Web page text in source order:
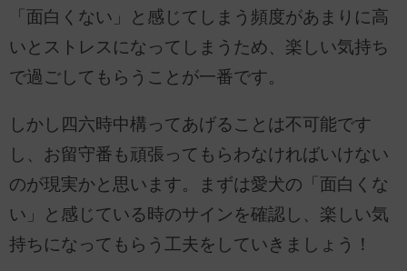
「面白くない」と感じてしまう頻度があまりに高
いとストレスになってしまうため、楽しい気持ち
で過ごしてもらうことが一番です。
しかし四六時中構ってあげることは不可能です
し、お留守番も頑張ってもらわなければいけない
のが現実かと思います。まずは愛犬の「面白くな
い」と感じている時のサインを確認し、楽しい気
持ちになってもらう工夫をしていきましょう！